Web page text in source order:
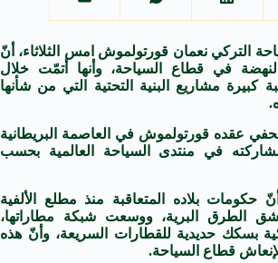
التركي نعمان قورتولموش امس الثلاثاء، أنّ
في قطاع السياحة، وأنها أتمّت خلال
كبيرة مشاريع البنية التحتية التي من شأنها
عقده قورتولموش في العاصمة البريطانية
في منتدى
السياحة العالمية بحسب
بلاده المتعاقبة منذ مطلع الألفية
شق الطرق البرية، ووسعت شبكة مطاراتها،
بسكك حديدية للقطارات السريعة، وأنّ هذه
قطاع السياحة.